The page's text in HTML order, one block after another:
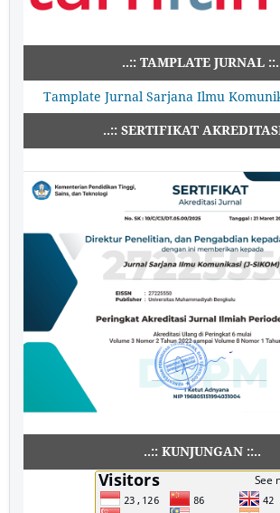
..:: TAMPLATE JURNAL
Tamplate Jurnal Sarjana Ilmu
..:: SERTIFIKAT
..:: KUNJUNGAN ::..